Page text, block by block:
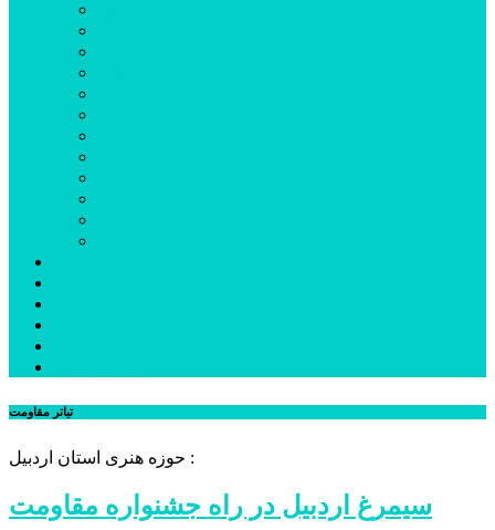
تیاتر مقاومت
حوزه هنری استان اردبیل :
سیمرغ اردبیل در راه جشنواره مقاومت